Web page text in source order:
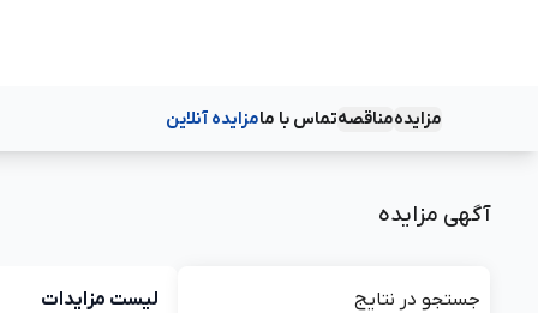
مزایدهمناقصهتماس با مامزایده آنلاین
آگهی مزایده
جستجو در نتایج لیست مزایدات